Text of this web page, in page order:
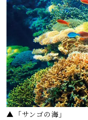
▲「サンゴの海」